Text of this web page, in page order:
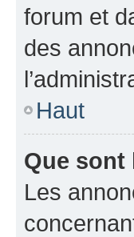
forum et
des
Haut
Que sont
Les